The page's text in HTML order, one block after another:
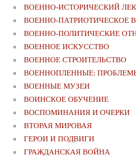
ВОЕННО-ИСТОРИЧЕСКИЙ
ВОЕННО-ПАТРИОТИЧЕСКОЕ
ВОЕННО-ПОЛИТИЧЕСКИE
ВОЕННОЕ ИСКУССТВО
ВОЕННОЕ СТРОИТЕЛЬСТВО
ВОЕННОПЛЕННЫЕ:
ВОЕННЫЕ МУЗЕИ
ВОИНСКОЕ ОБУЧЕНИЕ
ВОСПОМИНАНИЯ И ОЧЕРКИ
ВТОРАЯ МИРОВАЯ
ГЕРОИ И ПОДВИГИ
ГРАЖДАНСКАЯ ВОЙНА